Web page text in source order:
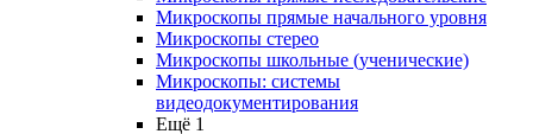
Микроскопы прямые начального уровня
Микроскопы стерео
Микроскопы школьные (ученические)
Микроскопы: системы
видеодокументирования
Ещё 1